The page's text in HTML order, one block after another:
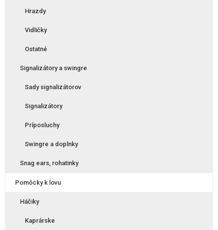
Hrazdy
Vidličky
Ostatné
Signalizátory a swingre
Sady signalizátorov
Signalizátory
Príposluchy
Swingre a doplnky
Snag ears, rohatinky
Pomôcky k lovu
Háčiky
Kaprárske